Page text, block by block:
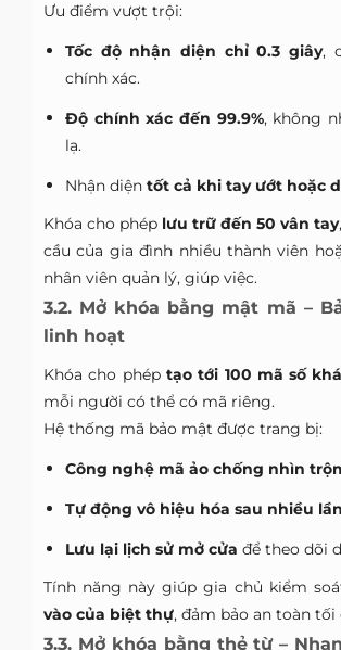
Ưu điểm vượt trội:
Tốc độ nhận diện chỉ 0.3 giây,
chính xác.
Độ chính xác đến 99.9%, không
lạ.
Nhận diện tốt cả khi tay ướt hoặc
Khóa cho phép lưu trữ đến 50 vân tay
cầu của gia đình nhiều thành viên
nhân viên quản lý, giúp việc.
3.2. Mở khóa bằng mật mã –
linh hoạt
Khóa cho phép tạo tới 100 mã số
mỗi người có thể có mã riêng.
Hệ thống mã bảo mật được trang bị:
Công nghệ mã ảo chống nhìn
Tự động vô hiệu hóa sau nhiều
Lưu lại lịch sử mở cửa để theo dõi
Tính năng này giúp gia chủ kiểm
vào của biệt thự, đảm bảo an toàn tối
3.3. Mở khóa bằng thẻ từ –